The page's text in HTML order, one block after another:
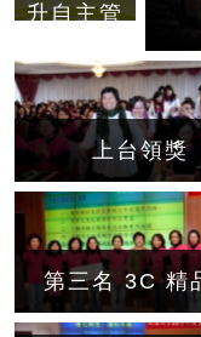
升自主管
理意識，
確保品質
系統運作上台領獎
第三名 3C 精